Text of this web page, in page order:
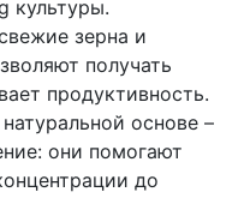
культуры.
зерна и
получать
продуктивность.
основе –
они помогают
до